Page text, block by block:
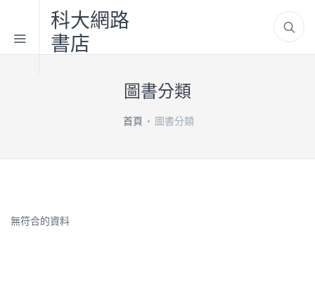
科大網路
書店
圖書分類
首頁 圖書分類
無符合的資料